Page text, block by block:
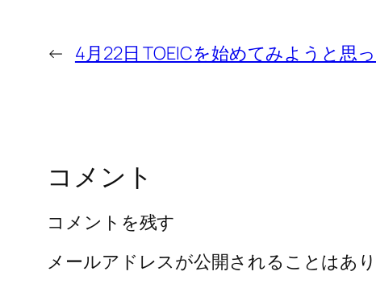
← 4月22日 TOEICを始めてみようと思
コメント
コメントを残す
メールアドレスが公開されることはあり